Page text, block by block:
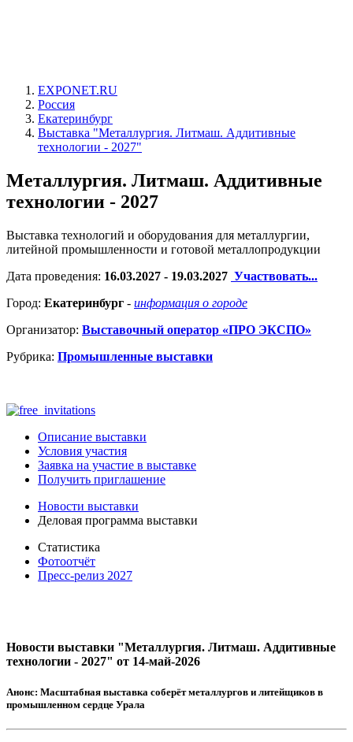
EXPONET.RU
Россия
Екатеринбург
Выставка "Металлургия. Литмаш. Аддитивные
технологии - 2027"
Металлургия. Литмаш. Аддитивные
технологии - 2027
Выставка технологий и оборудования для металлургии,
литейной промышленности и готовой металлопродукции
Дата проведения: 16.03.2027 - 19.03.2027 Участвовать...
Город: Екатеринбург - информация о городе
Организатор: Выставочный оператор «ПРО ЭКСПО»
Рубрика: Промышленные выставки
Описание выставки
Условия участия
Заявка на участие в выставке
Получить приглашение
Новости выставки
Деловая программа выставки
Статистика
Фотоотчёт
Пресс-релиз 2027
Новости выставки "Металлургия. Литмаш. Аддитивные
технологии - 2027" от 14-май-2026
Анонс: Масштабная выставка соберёт металлургов и литейщиков в
промышленном сердце Урала